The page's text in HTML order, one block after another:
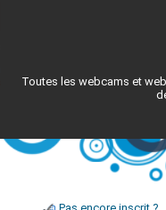
Toutes les webcams et